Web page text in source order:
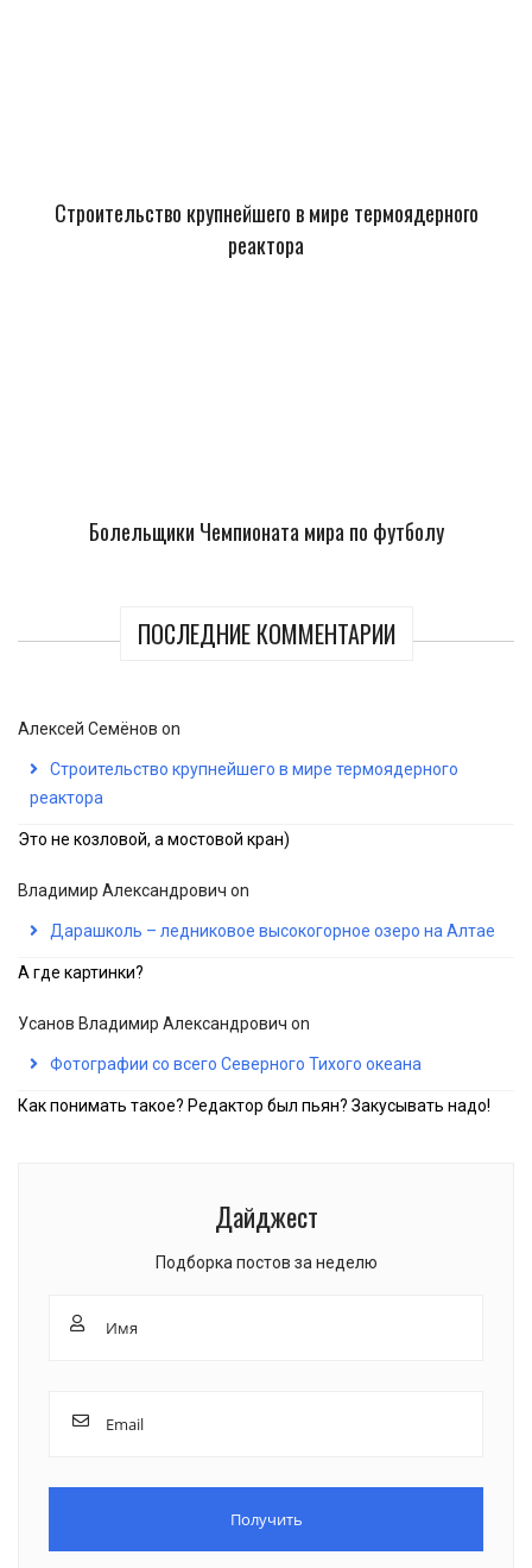
Строительство крупнейшего в мире термоядерного
реактора
Болельщики Чемпионата мира по футболу
ПОСЛЕДНИЕ КОММЕНТАРИИ
Алексей Семёнов on
Строительство крупнейшего в мире термоядерного
реактора
Это не козловой, а мостовой кран)
Владимир Александрович on
Дарашколь – ледниковое высокогорное озеро на Алтае
А где картинки?
Усанов Владимир Александрович on
Фотографии со всего Северного Тихого океана
Как понимать такое? Редактор был пьян? Закусывать надо!
Дайджест
Подборка постов за неделю